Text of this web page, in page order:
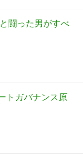
闘った男がすべ
トガバナンス原